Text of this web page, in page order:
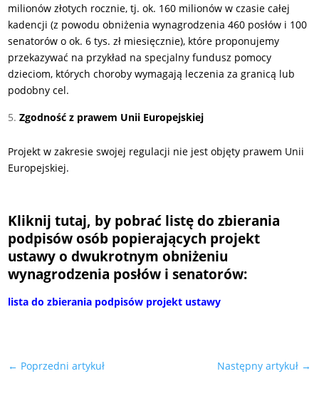
milionów złotych rocznie, tj. ok. 160 milionów w czasie całej
kadencji (z powodu obniżenia wynagrodzenia 460 posłów i 100
senatorów o ok. 6 tys. zł miesięcznie), które proponujemy
przekazywać na przykład na specjalny fundusz pomocy
dzieciom, których choroby wymagają leczenia za granicą lub
podobny cel.
Zgodność z prawem Unii Europejskiej
Projekt w zakresie swojej regulacji nie jest objęty prawem Unii
Europejskiej.
Kliknij tutaj, by pobrać listę do zbierania
podpisów osób popierających projekt
ustawy o dwukrotnym obniżeniu
wynagrodzenia posłów i senatorów:
lista do zbierania podpisów projekt ustawy
← Poprzedni artykuł Następny artykuł→